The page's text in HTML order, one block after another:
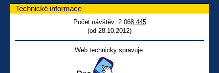
Technické informace
Počet návštěv: 2 068 445
(od 28.10.2012)
Web technicky spravuje: